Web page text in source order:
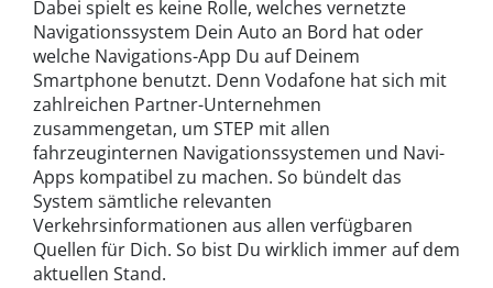
Dabei spielt es keine Rolle, welches vernetzte
Navigationssystem Dein Auto an Bord hat oder
welche Navigations-App Du auf Deinem
Smartphone benutzt. Denn Vodafone hat sich mit
zahlreichen Partner-Unternehmen
zusammengetan, um STEP mit allen
fahrzeuginternen Navigationssystemen und Navi-
Apps kompatibel zu machen. So bündelt das
System sämtliche relevanten
Verkehrsinformationen aus allen verfügbaren
Quellen für Dich. So bist Du wirklich immer auf dem
aktuellen Stand.